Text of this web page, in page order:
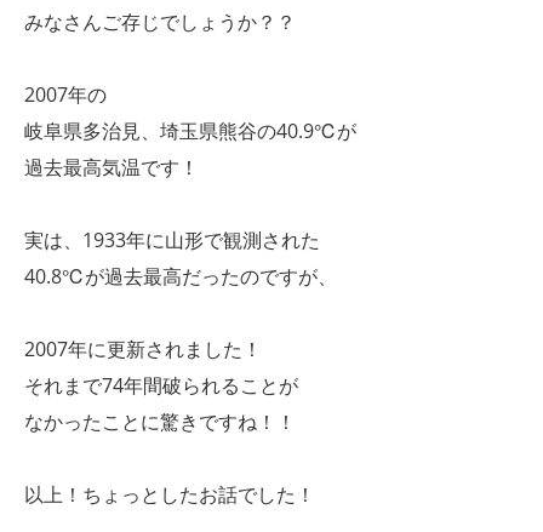
みなさんご存じでしょうか？？
2007年の
岐阜県多治見、埼玉県熊谷の40.9℃が
過去最高気温です！
実は、1933年に山形で観測された
40.8℃が過去最高だったのですが、
2007年に更新されました！
それまで74年間破られることが
なかったことに驚きですね！！
以上！ちょっとしたお話でした！